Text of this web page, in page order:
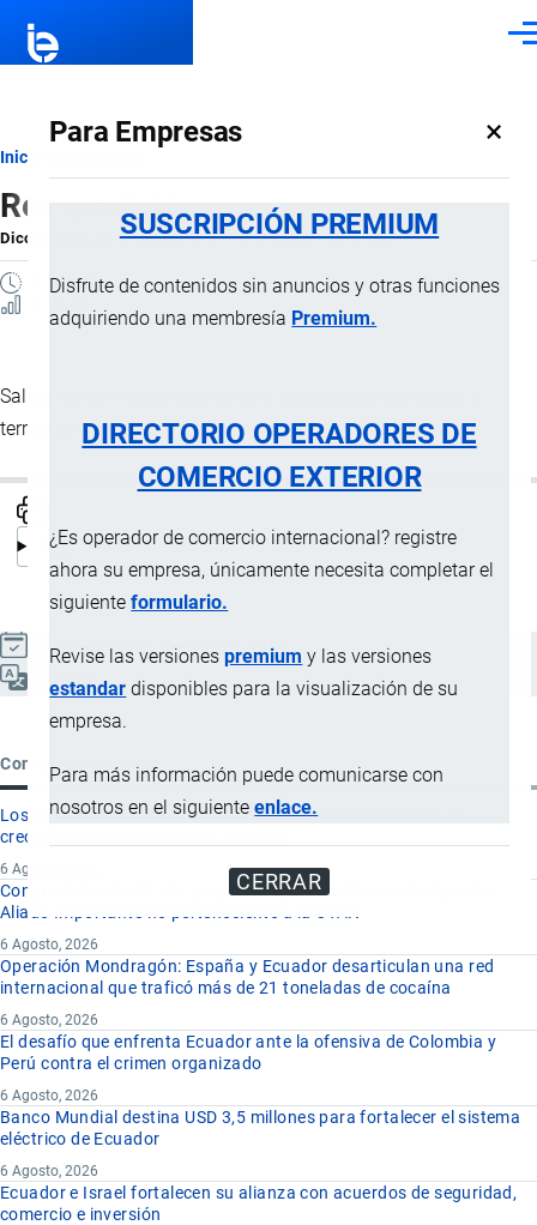
Para Empresas ×
SUSCRIPCIÓN PREMIUM
Disfrute de contenidos sin anuncios y otras funciones
adquiriendo una membresía Premium.
DIRECTORIO OPERADORES DE
COMERCIO EXTERIOR
¿Es operador de comercio internacional? registre
ahora su empresa, únicamente necesita completar el
siguienteformulario.
Revise las versionespremium y las versiones
estandar disponibles para la visualización de su
empresa.
Para más información puede comunicarse con
nosotros en el siguienteenlace.
CERRAR
Ruta
de
navegación
Inicio
Reexpedición
Diccionario porImportaciones …, 8 Septiembre, 2024
1 MINUTO
Salida de las mercancías de una
territorio extranjero o a una zona franca industrial.
Actualizado el 9 Septiembre, 2024
Español
Contenido reciente
Los 8 proyectos mineros más importantes que impulsan el
crecimiento de la minería en Ecuador
6 Agosto, 2026
Congresistas de EE. UU. proponen que Ecuador sea designado
Aliado Importante no perteneciente a la OTAN
6 Agosto, 2026
Operación Mondragón: España y Ecuador desarticulan una red
internacional que traficó más de 21 toneladas de cocaína
6 Agosto, 2026
El desafío que enfrenta Ecuador ante la ofensiva de Colombia y
Perú contra el crimen organizado
6 Agosto, 2026
Banco Mundial destina USD 3,5 millones para fortalecer el sistema
eléctrico de Ecuador
6 Agosto, 2026
Ecuador e Israel fortalecen su alianza con acuerdos de seguridad,
comercio e inversión